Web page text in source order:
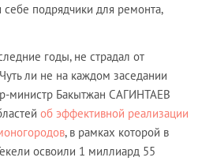
подрядчики для ремонта,
годы, не страдал от
ли не на каждом заседании
министр Бакытжан САГИНТАЕВ
об эффективной реализации
, в рамках которой в
освоили 1 миллиард 55